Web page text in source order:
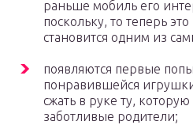
раньше мобиль его
поскольку, то теперь
становится одним из
появляются первые
понравившейся
сжать в руке ту,
заботливые родители;